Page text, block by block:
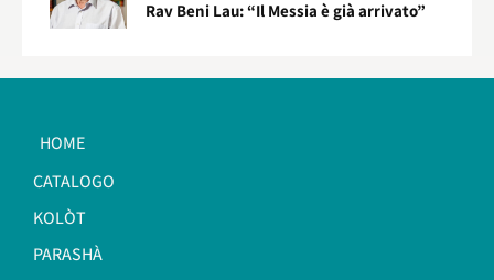
Rav Beni Lau: “Il Messia è già arrivato”
HOME
CATALOGO
KOLÒT
PARASHÀ